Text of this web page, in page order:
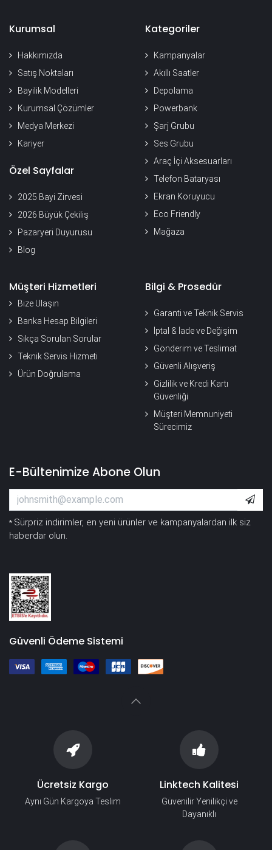
Kurumsal
Hakkımızda
Satış Noktaları
Bayilik Modelleri
Kurumsal Çözümler
Medya Merkezi
Kariyer
Özel Sayfalar
2025 Bayi Zirvesi
2026 Büyük Çekiliş
Pazaryeri Duyurusu
Blog
Kategoriler
Kampanyalar
Akıllı Saatler
Depolama
Powerbank
Şarj Grubu
Ses Grubu
Araç İçi Aksesuarları
Telefon Bataryası
Ekran Koruyucu
Eco Friendly
Mağaza
Müşteri Hizmetleri
Bize Ulaşın
Banka Hesap Bilgileri
Sıkça Sorulan Sorular
Teknik Servis Hizmeti
Ürün Doğrulama
Bilgi & Prosedür
Garanti ve Teknik Servis
İptal & İade ve Değişim
Gönderim ve Teslimat
Güvenli Alışveriş
Gizlilik ve Kredi Kartı
Güvenliği
Müşteri Memnuniyeti
Sürecimiz
E-Bültenimize Abone Olun
* Sürpriz indirimler, en yeni ürünler ve kampanyalardan ilk siz
haberdar olun.
Güvenli Ödeme Sistemi
Ücretsiz Kargo
Aynı Gün Kargoya Teslim
Linktech Kalitesi
Güvenilir Yenilikçi ve
Dayanıklı